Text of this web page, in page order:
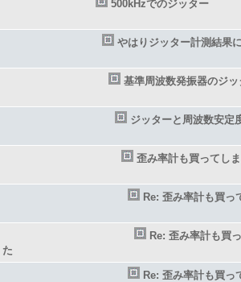
500kHzでのジッター
やはりジッター計測結果
基準周波数発振器のジッ
ジッターと周波数安定
歪み率計も買ってし
Re: 歪み率計も買っ
Re: 歪み率計も買
た
Re: 歪み率計も買っ